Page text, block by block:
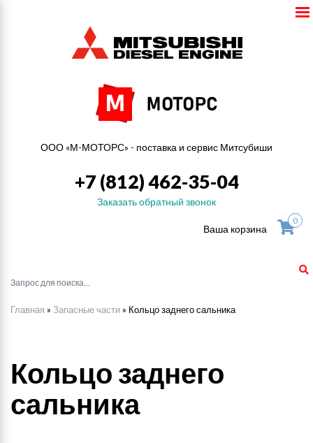
ООО «М-МОТОРС» - поставка и сервис Митсубиши
+7 (812) 462-35-04
Заказать обратный звонок
Ваша корзина
0
Главная » Запасные части » Кольцо заднего сальника
Кольцо заднего
сальника